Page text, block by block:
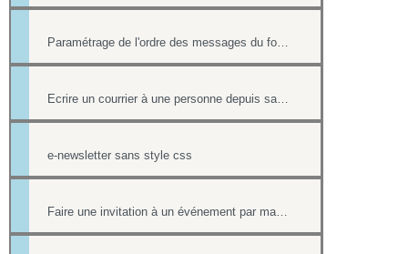
Paramétrage de l'ordre des messages du forum
Ecrire un courrier à une personne depuis sa fiche contact
e-newsletter sans style css
Faire une invitation à un événement par mail avec option inscription